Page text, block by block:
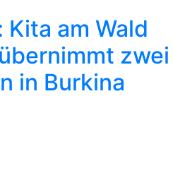
am Wald
zwei
in Burkina